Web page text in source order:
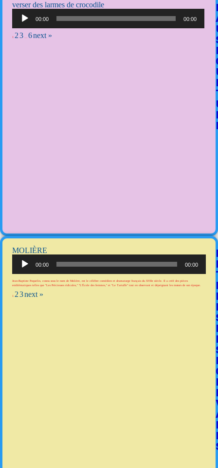
verser des larmes de crocodile
00:00 00:00
1 23 6next »
MOLIÈRE
00:00 00:00
Jean-Baptiste Poquelin, connu sous le nom de Molière, est le célèbre comédien et dramaturge français du XVIIe siècle. Il a créé des pièces
emblématiques telles que "Les Précieuses ridicules," "L'École des femmes," et "Le Tartuffe" tout en observant et dépeignant les mœurs de son époque.
1 23next »